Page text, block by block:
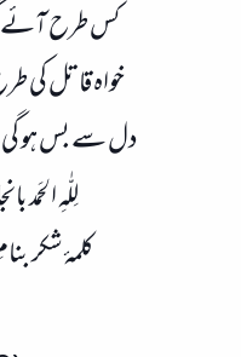
کس طرح آئے
خواہ قاتل
دل سے بس ہو
لِلّٰہِ
کلمۂ شکر